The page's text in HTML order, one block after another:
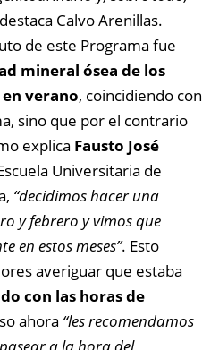
Calvo Arenillas.
de este Programa fue
mineral ósea de los
verano, coincidiendo con
sino que por el contrario
explica Fausto José
Universitaria de
“decidimos hacer una
y febrero y vimos que
en estos meses”. Esto
averiguar que estaba
con las horas de
ahora “les recomendamos